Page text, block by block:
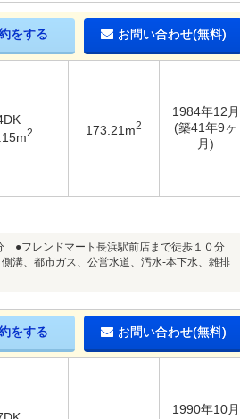
をする お問い合わせ(無料)
2 173.21m2
1984年12月
(築41年9ヶ
月)
●フレンドマート長浜駅前店まで徒歩１０分
溝、都市ガス、公営水道、汚水-本下水、雑排
をする お問い合わせ(無料)
1990年10月